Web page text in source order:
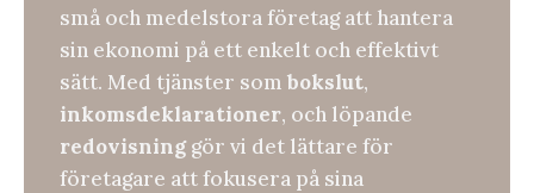
små och medelstora företag att hantera
sin ekonomi på ett enkelt och effektivt
sätt. Med tjänster som bokslut,
inkomsdeklarationer, och löpande
redovisninggör vi det lättare för
företagare att fokusera på sina